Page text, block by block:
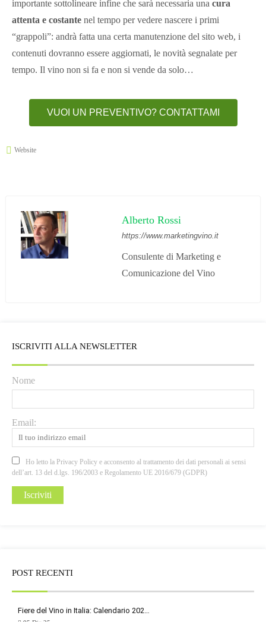
importante sottolineare infine che sarà necessaria una cura
attenta e costante nel tempo per vedere nascere i primi
“grappoli”: andrà fatta una certa manutenzione del sito web, i
contenuti dovranno essere aggiornati, le novità segnalate per
tempo. Il vino non si fa e non si vende da solo…
VUOI UN PREVENTIVO? CONTATTAMI
Website
Alberto Rossi
https://www.marketingvino.it
Consulente di Marketing e
Comunicazione del Vino
ISCRIVITI ALLA NEWSLETTER
Nome
Email:
Ho letto la Privacy Policy e acconsento al trattamento dei dati personali ai sensi
dell’art. 13 del d.lgs. 196/2003 e Regolamento UE 2016/679 (GDPR)
POST RECENTI
Fiere del Vino in Italia: Calendario 202…